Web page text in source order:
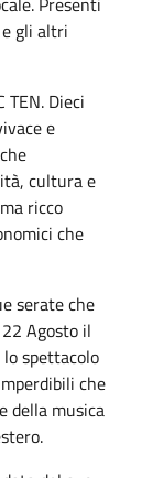
gli altri
TEN. Dieci
e
cultura e
ricco
che
serate che
Agosto il
spettacolo
che
della musica